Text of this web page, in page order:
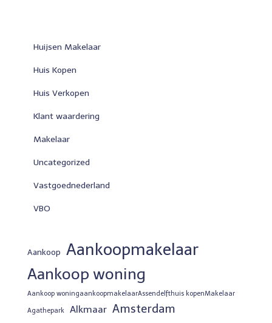
Huijsen Makelaar
Huis Kopen
Huis Verkopen
Klant waardering
Makelaar
Uncategorized
Vastgoednederland
VBO
Aankoop Aankoopmakelaar
Aankoop woning
Aankoop woningaankoopmakelaarAssendelfthuis kopenMakelaar
Agathepark Alkmaar Amsterdam